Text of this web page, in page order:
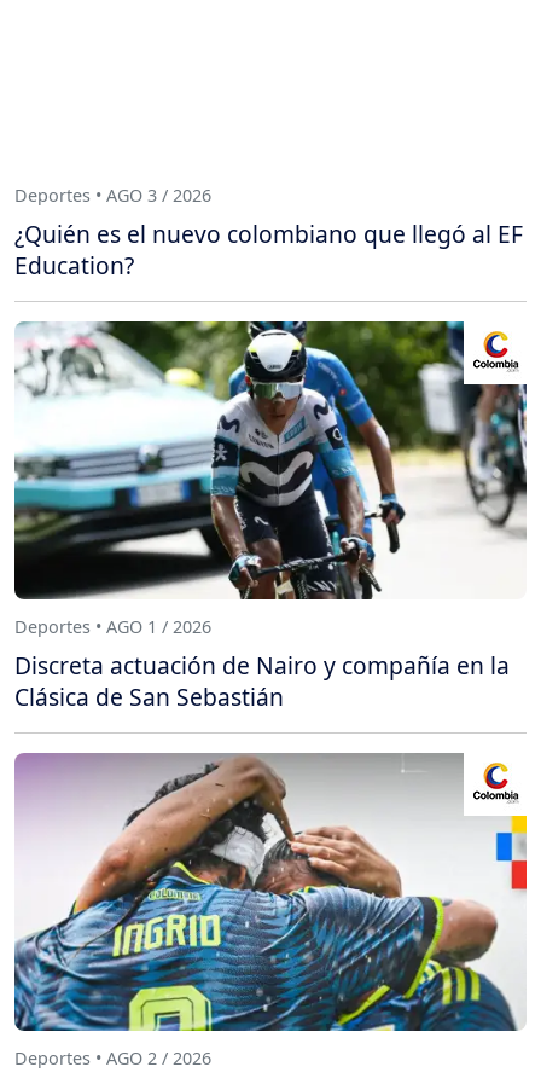
Deportes • AGO 3 / 2026
¿Quién es el nuevo colombiano que llegó al EF
Education?
Deportes • AGO 1 / 2026
Discreta actuación de Nairo y compañía en la
Clásica de San Sebastián
Deportes • AGO 2 / 2026